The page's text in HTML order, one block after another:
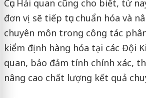
Cục Hải quan cũng cho biết, từ
đơn vị sẽ tiếp tục chuẩn hóa và
chuyên môn trong công tác
kiểm định hàng hóa tại các Đội
quan, bảo đảm tính chính xác,
nâng cao chất lượng kết quả